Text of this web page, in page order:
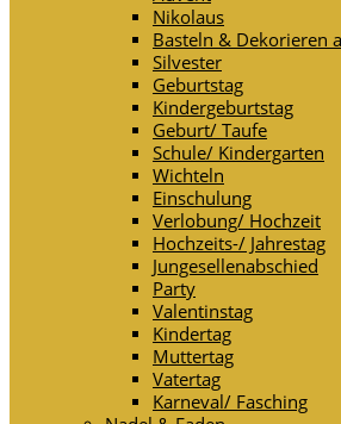
Nikolaus
Basteln & Dekorieren
Silvester
Geburtstag
Kindergeburtstag
Geburt/ Taufe
Schule/ Kindergarten
Wichteln
Einschulung
Verlobung/ Hochzeit
Hochzeits-/ Jahrestag
Jungesellenabschied
Party
Valentinstag
Kindertag
Muttertag
Vatertag
Karneval/ Fasching